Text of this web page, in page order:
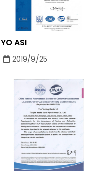
YO ASI
2019/9/25